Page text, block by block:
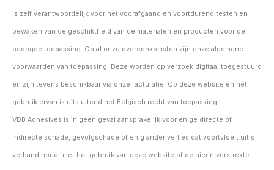
is zelf verantwoordelijk voor het voorafgaand en voortdurend testen en
bewaken van de geschiktheid van de materialen en producten voor de
beoogde toepassing. Op al onze overeenkomsten zijn onze algemene
voorwaarden van toepassing. Deze worden op verzoek digitaal toegestuurd
en zijn tevens beschikbaar via onze facturatie. Op deze website en het
gebruik ervan is uitsluitend het Belgisch recht van toepassing.
VDB Adhesives is in geen geval aansprakelijk voor enige directe of
indirecte schade, gevolgschade of enig ander verlies dat voortvloeit uit of
verband houdt met het gebruik van deze website of de hierin verstrekte